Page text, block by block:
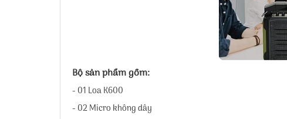
Bộ sản phẩm gồm:
- 01 Loa K600
- 02 Micro không dây